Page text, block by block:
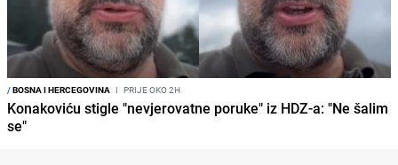
/BOSNA I HERCEGOVINA I PRIJE OKO 2H
Konakoviću stigle "nevjerovatne poruke" iz HDZ-a: "Ne šalim
se"